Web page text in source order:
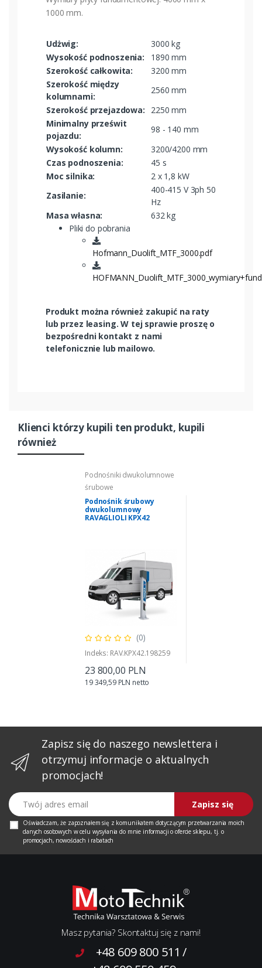
1000 mm.
Udżwig:
3000 kg
Wysokość podnoszenia:
1890 mm
Szerokość całkowita:
3200 mm
Szerokość między
kolumnami:
2560 mm
Szerokość przejazdowa:
2250 mm
Minimalny prześwit
pojazdu:
98 - 140 mm
Wysokość kolumn:
3200/4200 mm
Czas podnoszenia:
45 s
Moc silnika:
2 x 1,8 kW
Zasilanie:
400-415 V 3ph 50
Hz
Masa własna:
632 kg
Pliki do pobrania
Hofmann_Duolift_MTF_3000.pdf
Produkt można również zakupić na raty
lub przez leasing. W tej sprawie proszę o
bezpośredni kontakt z nami
telefonicznie lub mailowo.
Klienci którzy kupili ten produkt, kupili
również
Podnośniki dwukolumnowe
śrubowe
Podnośnik śrubowy
dwukolumnowy
RAVAGLIOLI KPX42
(0)
Indeks: RAV.KPX42.198259
23 800,00 PLN
19 349,59 PLN netto
Zapisz się do naszego newslettera i
otrzymuj informacje o aktualnych
promocjach!
Twój adres email
Zapisz się
Oświadczam, że zapoznałem się z komunikatem dotyczącym przetwarzania moich
danych osobowych w celu wysyłania do mnie informacji o ofercie sklepu, tj. o
promocjach, nowościach i rabatach
Masz pytania? Skontaktuj się z nami!
+48 609 800 511 /